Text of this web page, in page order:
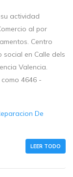
actividad
al por
Centro
social en Calle dels
Valencia.
4646 -
De
LEER TODO